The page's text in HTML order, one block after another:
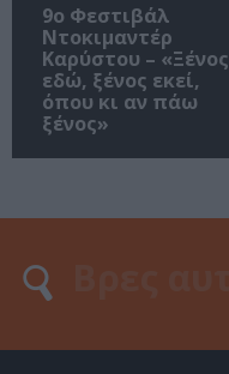
9ο Φεστιβάλ
Ντοκιμαντέρ
Καρύστου – «Ξένος
εδώ, ξένος εκεί,
όπου κι αν πάω
ξένος»